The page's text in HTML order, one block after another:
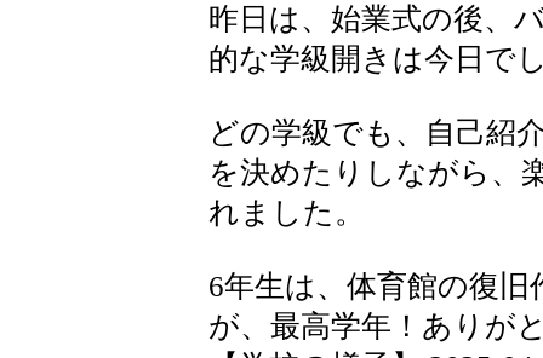
昨日は、始業式の後、
的な学級開きは今日で
どの学級でも、自己紹
を決めたりしながら、
れました。
6年生は、体育館の復
が、最高学年！ありが